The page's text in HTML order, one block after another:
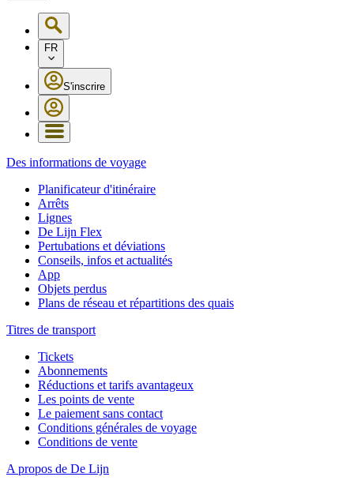
FR
S'inscrire
Des informations de voyage
Planificateur d'itinéraire
Arrêts
Lignes
De Lijn Flex
Pertubations et déviations
Conseils, infos et actualités
App
Objets perdus
Plans de réseau et répartitions des quais
Titres de transport
Tickets
Abonnements
Réductions et tarifs avantageux
Les points de vente
Le paiement sans contact
Conditions générales de voyage
Conditions de vente
A propos de De Lijn